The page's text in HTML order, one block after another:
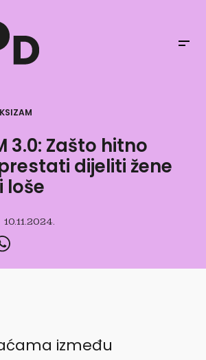
3.0: Zašto hitno
dijeliti žene
loše
10.11.2024.
između